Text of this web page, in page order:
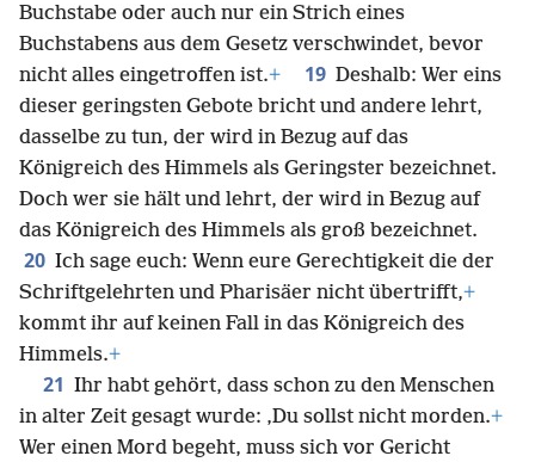
Buchstabe oder auch nur ein Strich eines
Buchstabens aus dem Gesetz verschwindet, bevor
nicht alles eingetroffen ist.+ 19 Deshalb: Wer eins
dieser geringsten Gebote bricht und andere lehrt,
dasselbe zu tun, der wird in Bezug auf das
Königreich des Himmels als Geringster bezeichnet.
Doch wer sie hält und lehrt, der wird in Bezug auf
das Königreich des Himmels als groß bezeichnet.
20 Ich sage euch: Wenn eure Gerechtigkeit die der
Schriftgelehrten und Pharisäer nicht übertrifft,+
kommt ihr auf keinen Fall in das Königreich des
Himmels.+
21 Ihr habt gehört, dass schon zu den Menschen
in alter Zeit gesagt wurde: ‚Du sollst nicht morden.+
Wer einen Mord begeht, muss sich vor Gericht